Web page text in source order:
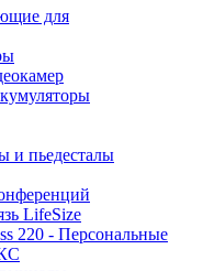
для
и пьедесталы
LifeSize
220 - Персональные